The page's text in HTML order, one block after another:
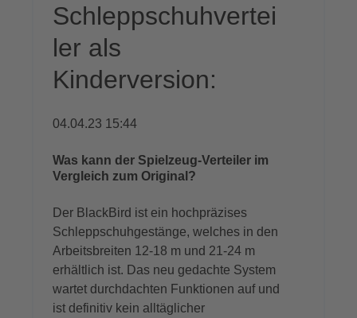
Schleppschuhvertei
ler als
Kinderversion:
04.04.23 15:44
Was kann der Spielzeug-Verteiler im
Vergleich zum Original?
Der BlackBird ist ein hochpräzises
Schleppschuhgestänge, welches in den
Arbeitsbreiten 12-18 m und 21-24 m
erhältlich ist. Das neu gedachte System
wartet durchdachten Funktionen auf und
ist definitiv kein alltäglicher